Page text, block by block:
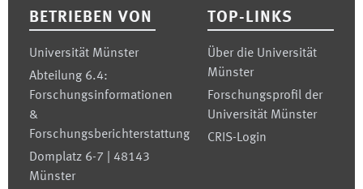
BETRIEBEN VON
Universität Münster
Abteilung 6.4:
Forschungsinformationen
&
Forschungsberichterstattung
Domplatz 6-7 | 48143
Münster
TOP-LINKS
Über die Universität
Münster
Forschungsprofil der
Universität Münster
CRIS-Login